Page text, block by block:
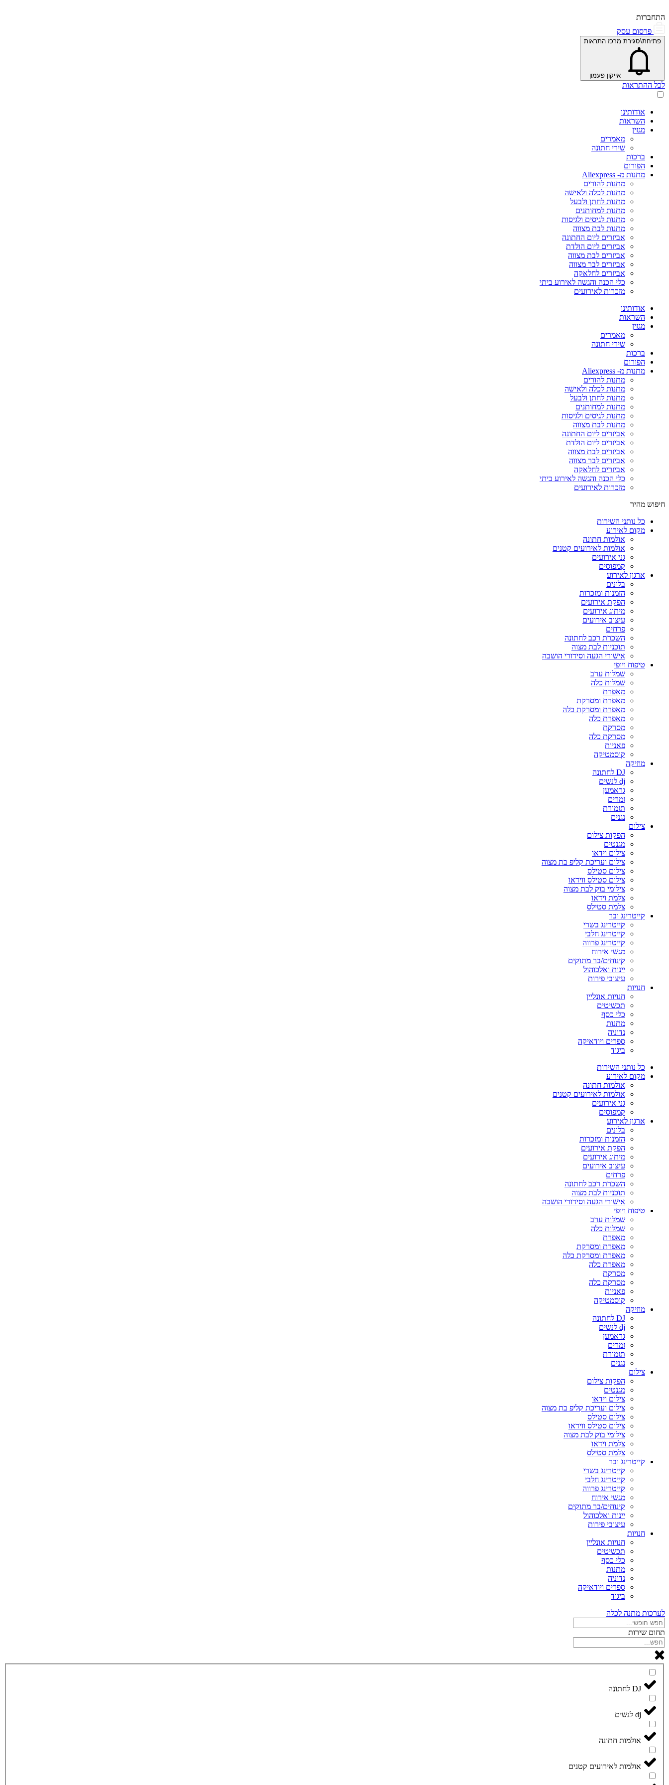
התחברות
פרסום עסק
פתיחת\סגירת מרכז התראות
אייקון פעמון
לכל ההתראות
אודותינו
השראות
מגזין
מאמרים
שירי חתונה
ברכות
הפורום
מתנות מ- Aliexpress
מתנות להורים
מתנות לכלה ולאישה
מתנות לחתן ולבעל
מתנות למחותנים
מתנות לגיסים ולגיסות
מתנות לבת מצווה
אביזרים ליום החתונה
אביזרים ליום הולדת
אביזרים לבת מצווה
אביזרים לבר מצווה
אביזרים לחלאקה
כלי הכנה והגשה לאירוע ביתי
מזכרות לאירועים
אודותינו
השראות
מגזין
מאמרים
שירי חתונה
ברכות
הפורום
מתנות מ- Aliexpress
מתנות להורים
מתנות לכלה ולאישה
מתנות לחתן ולבעל
מתנות למחותנים
מתנות לגיסים ולגיסות
מתנות לבת מצווה
אביזרים ליום החתונה
אביזרים ליום הולדת
אביזרים לבת מצווה
אביזרים לבר מצווה
אביזרים לחלאקה
כלי הכנה והגשה לאירוע ביתי
מזכרות לאירועים
חיפוש מהיר
כל נותני השירות
מקום לאירוע
אולמות חתונה
אולמות לאירועים קטנים
גני אירועים
קמפוסים
ארגון לאירוע
בלונים
הזמנות ומזכרות
הפקת אירועים
מיתוג אירועים
עיצוב אירועים
פרחים
השכרת רכב לחתונה
תוכניות לבת מצוה
אישורי הגעה וסידורי הושבה
טיפוח ויופי
שמלות ערב
שמלות כלה
מאפרת
מאפרת ומסרקת
מאפרת ומסרקת כלה
מאפרת כלה
מסרקת
מסרקת כלה
פאניות
קוסמטיקה
מוזיקה
DJ לחתונה
dj לנשים
גראמען
זמרים
תזמורת
נגנים
צילום
הפקות צילום
מגנטים
צילום וידאו
צילום ועריכת קליפ בת מצוה
צילום סטילס
צילום סטילס ווידאו
צילומי בוק לבת מצוה
צלמת וידאו
צלמת סטילס
קייטרינג ובר
קייטרינג בשרי
קייטרינג חלבי
קייטרינג פרווה
מגשי אירוח
קינוחים/בר מתוקים
יינות ואלכוהול
עיצובי פירות
חנויות
חנויות אונליין
תכשיטים
כלי כסף
מתנות
נדוניה
ספרים ויודאיקה
ביגוד
כל נותני השירות
מקום לאירוע
אולמות חתונה
אולמות לאירועים קטנים
גני אירועים
קמפוסים
ארגון לאירוע
בלונים
הזמנות ומזכרות
הפקת אירועים
מיתוג אירועים
עיצוב אירועים
פרחים
השכרת רכב לחתונה
תוכניות לבת מצוה
אישורי הגעה וסידורי הושבה
טיפוח ויופי
שמלות ערב
שמלות כלה
מאפרת
מאפרת ומסרקת
מאפרת ומסרקת כלה
מאפרת כלה
מסרקת
מסרקת כלה
פאניות
קוסמטיקה
מוזיקה
DJ לחתונה
dj לנשים
גראמען
זמרים
תזמורת
נגנים
צילום
הפקות צילום
מגנטים
צילום וידאו
צילום ועריכת קליפ בת מצוה
צילום סטילס
צילום סטילס ווידאו
צילומי בוק לבת מצוה
צלמת וידאו
צלמת סטילס
קייטרינג ובר
קייטרינג בשרי
קייטרינג חלבי
קייטרינג פרווה
מגשי אירוח
קינוחים/בר מתוקים
יינות ואלכוהול
עיצובי פירות
חנויות
חנויות אונליין
תכשיטים
כלי כסף
מתנות
נדוניה
ספרים ויודאיקה
ביגוד
לערכות מתנה לכלה
תחום שירות
DJ לחתונה
dj לנשים
אולמות חתונה
אולמות לאירועים קטנים